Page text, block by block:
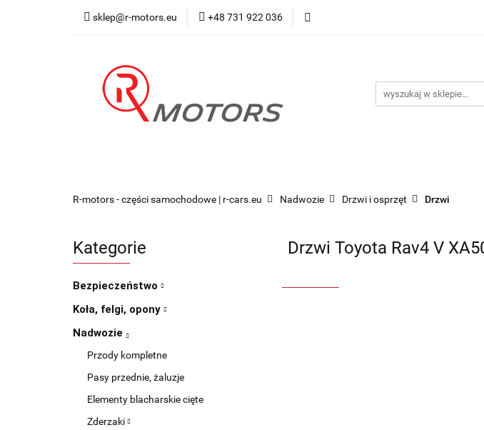
sklep@r-motors.eu +48 731 922 036
R-motors - części samochodowe | r-cars.eu Nadwozie Drzwi i osprzęt Drzwi
Kategorie
Bezpieczeństwo
Koła, felgi, opony
Nadwozie
Przody kompletne
Pasy przednie, żaluzje
Elementy blacharskie cięte
Zderzaki
Drzwi Toyota Rav4 V